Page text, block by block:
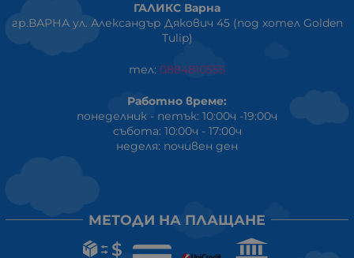
ГАЛИКС Варна
гр.ВАРНА ул. Александър Дякович 45 (под хотел Golden
Tulip)
тел: 0884810555
Работно време:
понеделник - петък: 10:00ч -19:00ч
събота: 10:00ч - 17:00ч
неделя: почивен ден
МЕТОДИ НА ПЛАЩАНЕ